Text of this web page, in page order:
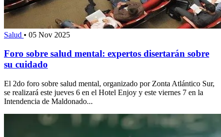
Salud • 05 Nov 2025
Foro sobre salud mental: expertos disertarán sobre
su cuidado
El 2do foro sobre salud mental, organizado por Zonta Atlántico Sur,
se realizará este jueves 6 en el Hotel Enjoy y este viernes 7 en la
Intendencia de Maldonado...